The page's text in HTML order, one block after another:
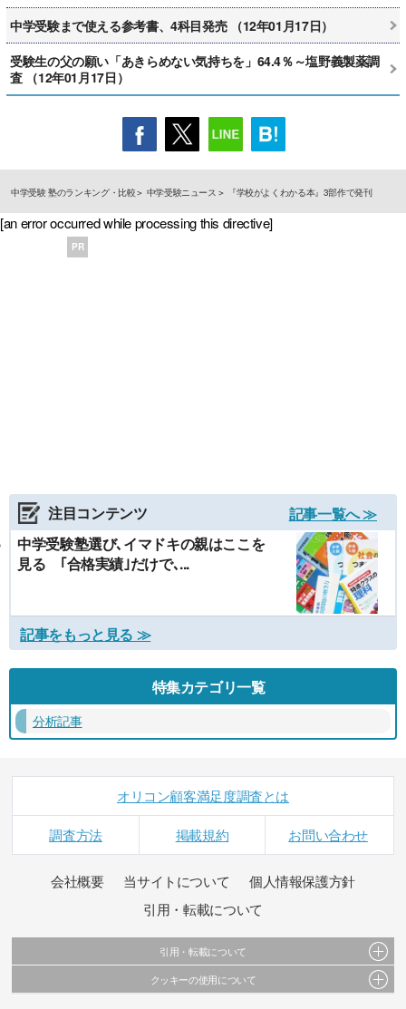
中学受験まで使える参考書、4科目発売 （12年01月17日）
受験生の父の願い「あきらめない気持ちを」64.4％～塩野義製薬調
査 （12年01月17日）
中学受験 塾のランキング・比較 中学受験ニュース 『学校がよくわかる本』3部作で発刊
[an error occurred while processing this directive]
PR
注目コンテンツ
記事一覧へ ≫
中学受験塾選び､イマドキの親はここを
見る ｢合格実績｣だけで､...
記事をもっと見る ≫
特集カテゴリ一覧
分析記事
オリコン顧客満足度調査とは
調査方法 掲載規約 お問い合わせ
会社概要 当サイトについて
個人情報保護方針
引用・転載について
引用・転載について
当サイトで公開されている情報（文字、写真、イラスト、画像データ等）及びこれらの配
クッキーの使用について